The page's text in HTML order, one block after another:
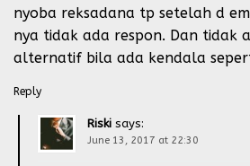
nyoba reksadana tp setelah d
nya tidak ada respon. Dan tidak
alternatif bila ada kendala
Reply
Riski says:
June 13, 2017 at 22:30